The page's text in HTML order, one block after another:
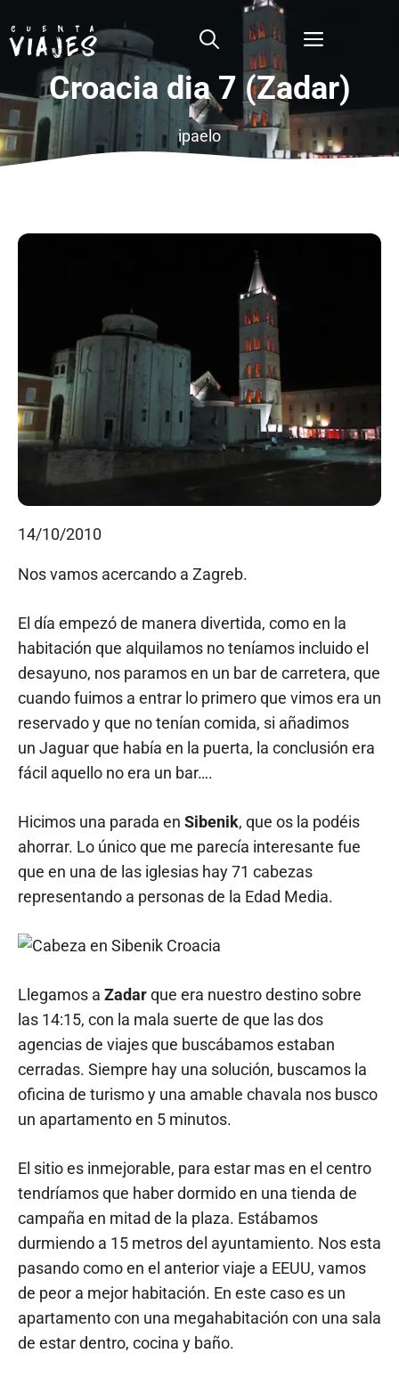
al
contenido
Menú
Croacia dia 7 (Zadar)
ipaelo
14/10/2010
Nos vamos acercando a Zagreb.
El día empezó de manera divertida, como en la
habitación que alquilamos no teníamos incluido el
desayuno, nos paramos en un bar de carretera, que
cuando fuimos a entrar lo primero que vimos era un
reservado y que no tenían comida, si añadimos
un Jaguar que había en la puerta, la conclusión era
fácil aquello no era un bar….
Hicimos una parada en Sibenik, que os la podéis
ahorrar. Lo único que me parecía interesante fue
que en una de las iglesias hay 71 cabezas
representando a personas de la Edad Media.
Llegamos a Zadarque era nuestro destino sobre
las 14:15, con la mala suerte de que las dos
agencias de viajes que buscábamos estaban
cerradas. Siempre hay una solución, buscamos la
oficina de turismo y una amable chavala nos busco
un apartamento en 5 minutos.
El sitio es inmejorable, para estar mas en el centro
tendríamos que haber dormido en una tienda de
campaña en mitad de la plaza. Estábamos
durmiendo a 15 metros del ayuntamiento. Nos esta
pasando como en el anterior viaje a EEUU, vamos
de peor a mejor habitación. En este caso es un
apartamento con una megahabitación con una sala
de estar dentro, cocina y baño.